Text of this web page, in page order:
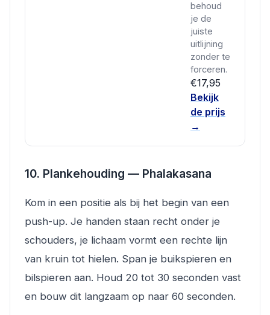
behoud
je de
juiste
uitlijning
zonder te
forceren.
€17,95
Bekijk
de prijs
→
10. Plankehouding — Phalakasana
Kom in een positie als bij het begin van een
push-up. Je handen staan recht onder je
schouders, je lichaam vormt een rechte lijn
van kruin tot hielen. Span je buikspieren en
bilspieren aan. Houd 20 tot 30 seconden vast
en bouw dit langzaam op naar 60 seconden.